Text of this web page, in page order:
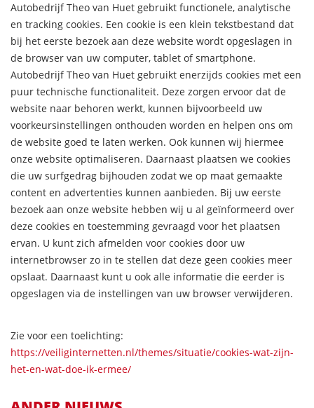
Autobedrijf Theo van Huet gebruikt functionele, analytische
en tracking cookies. Een cookie is een klein tekstbestand dat
bij het eerste bezoek aan deze website wordt opgeslagen in
de browser van uw computer, tablet of smartphone.
Autobedrijf Theo van Huet gebruikt enerzijds cookies met een
puur technische functionaliteit. Deze zorgen ervoor dat de
website naar behoren werkt, kunnen bijvoorbeeld uw
voorkeursinstellingen onthouden worden en helpen ons om
de website goed te laten werken. Ook kunnen wij hiermee
onze website optimaliseren. Daarnaast plaatsen we cookies
die uw surfgedrag bijhouden zodat we op maat gemaakte
content en advertenties kunnen aanbieden. Bij uw eerste
bezoek aan onze website hebben wij u al geïnformeerd over
deze cookies en toestemming gevraagd voor het plaatsen
ervan. U kunt zich afmelden voor cookies door uw
internetbrowser zo in te stellen dat deze geen cookies meer
opslaat. Daarnaast kunt u ook alle informatie die eerder is
opgeslagen via de instellingen van uw browser verwijderen.
Zie voor een toelichting:
https://veiliginternetten.nl/themes/situatie/cookies-wat-zijn-
het-en-wat-doe-ik-ermee/